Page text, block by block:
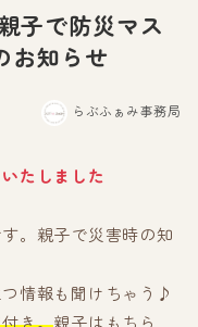
子で防災マス
お知らせ
らぶふぁみ事務局
たしました
。親子で災害時の知
情報も聞けちゃう♪
き。親子はもちら